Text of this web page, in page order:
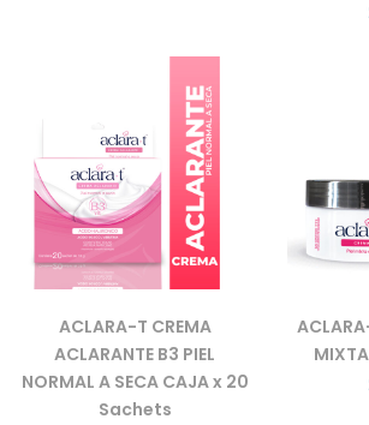
ACLARA-T CREMA
ACLARANTE B3 PIEL
NORMAL A SECA CAJA x 20
Sachets